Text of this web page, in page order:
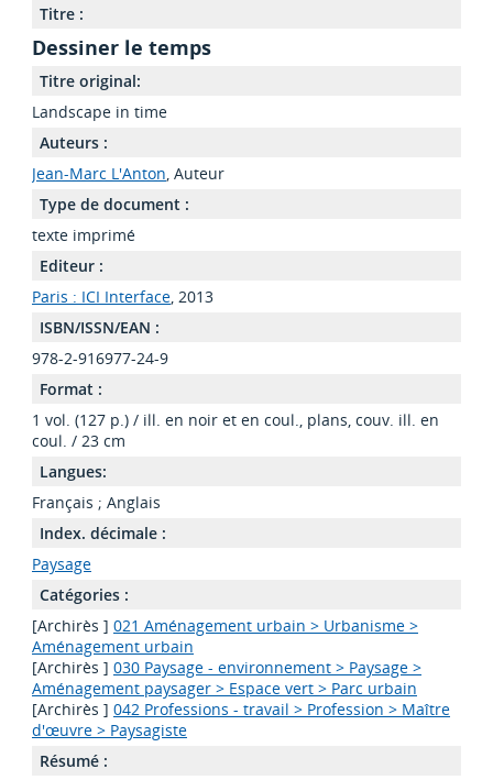
Titre :
Dessiner le temps
Titre original:
Landscape in time
Auteurs :
Jean-Marc L'Anton, Auteur
Type de document :
texte imprimé
Editeur :
Paris : ICI Interface, 2013
ISBN/ISSN/EAN :
978-2-916977-24-9
Format :
1 vol. (127 p.) / ill. en noir et en coul., plans, couv. ill. en
coul. / 23 cm
Langues:
Français ; Anglais
Index. décimale :
Paysage
Catégories :
[Archirès ] 021 Aménagement urbain > Urbanisme >
Aménagement urbain
[Archirès ] 030 Paysage - environnement > Paysage >
Aménagement paysager > Espace vert > Parc urbain
[Archirès ] 042 Professions - travail > Profession > Maître
d'œuvre > Paysagiste
Résumé :